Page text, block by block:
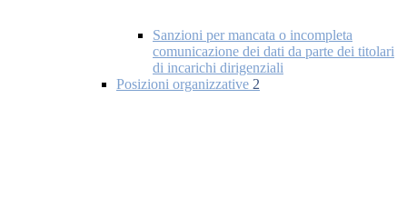
Sanzioni per mancata o incompleta
comunicazione dei dati da parte dei titolari
di incarichi dirigenziali
Posizioni organizzative 2